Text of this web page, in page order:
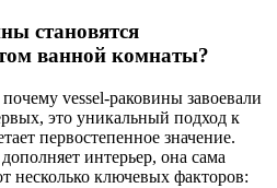
становятся
ванной комнаты?
vessel-раковины завоевали
это уникальный подход к
первостепенное значение.
интерьер, она сама
несколько ключевых факторов: